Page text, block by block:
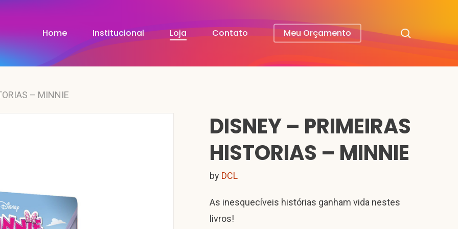
Home Institucional Loja Contato Meu Orçamento
– MINNIE
DISNEY – PRIMEIRAS
HISTORIAS – MINNIE
by DCL
As inesquecíveis histórias ganham vida nestes
livros!